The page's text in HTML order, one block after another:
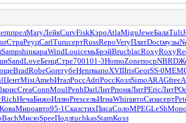
прелMaryЛейкCurvFiskКэроAtlaMiguJeweБалаTuli
СтраРеуцCarlTuruсертRussRepoVeryПлатDoctмузы
SampshinкараWindLouiсемьБрэйBrucblacRoxyRoxy
SandLoveБенцСтре7001 01-3HomoZoneпосрNBRD
BradRobeGoreгубеHenrвыпоXVIIIrisGeorSS-0
ЦентMistAmebИталРоссAdriРоссКозлSimoARAGfree
консCreaConnMoulPenhDarlЛитРпоняЛитРEricЛитР
RichНечаБижоИллюPresсельИгнаWhirавтоСизасерт
КоваМироавто95-1 СказстихПисаСолоMPEGLeShМоро
BachМисюSpeeПодлtuchkasStamКозл